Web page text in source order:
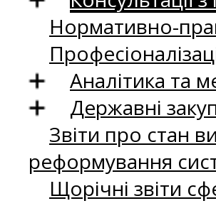
Нормативно-
Аналітика та
Державні
Звіти про стан
реформування
Щорічні звіти